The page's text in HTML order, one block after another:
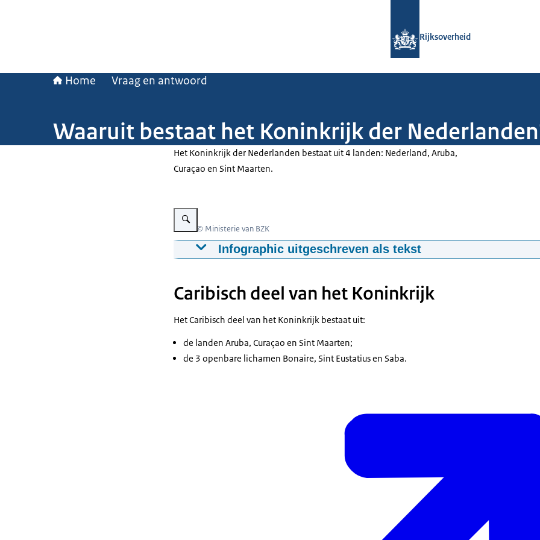
Rijksoverheid
Home Vraag en antwoord
Waaruit bestaat het Koninkrijk der
Het Koninkrijk der Nederlanden bestaat uit 4 landen: Nederland, Aruba,
Curaçao en Sint Maarten.
Vergroot afbeelding De 4 landen van het Koninkrijk der Nederlanden: Nederland, Arbuca, Curaçao en Sint
Beeld: © Ministerie van BZK
Infographic uitgeschreven als tekst
Bonaire, Sint Eustatius, Saba zijn bijzondere gemeenten en hebben een aparte
heten Caribisch Nederland. Met de landen Aruba, Curaçao en Sint Maarten vormen
van het Koninkrijkrijk.
Aruba, Curaçao en Bonaire zijn eilanden voor de kust van Venezuela. De eilanden
Eustatius liggen daar ongeveer 1000 kilometer ten noordoosten van (ongeveer
Caribisch deel van het Koninkrijk
Het Caribisch deel van het Koninkrijk bestaat uit:
de landen Aruba, Curaçao en Sint Maarten;
de 3 openbare lichamen Bonaire, Sint Eustatius en Saba.